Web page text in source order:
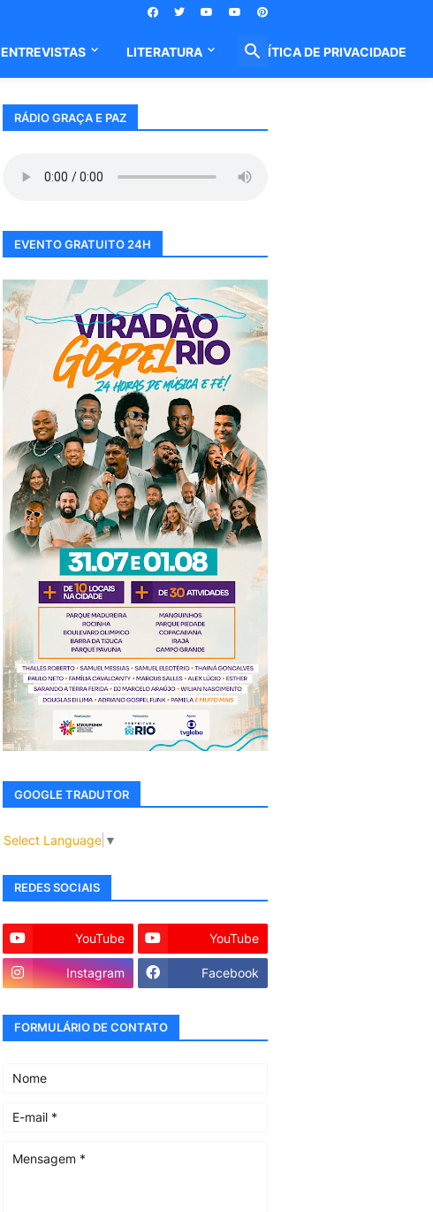
ENTREVISTAS LITERATURA POLÍTICA DE PRIVACIDADE
RÁDIO GRAÇA E PAZ
EVENTO GRATUITO 24H
GOOGLE TRADUTOR
Select Language ▼
REDES SOCIAIS
YouTube YouTube
Instagram Facebook
FORMULÁRIO DE CONTATO